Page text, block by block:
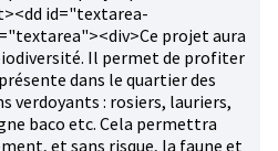
id="textarea-
projet aura
Il permet de profiter
dans le quartier des
verdoyants : rosiers, lauriers,
baco etc. Cela permettra
et sans risque, la faune et